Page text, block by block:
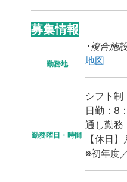
募集情報
勤務地
･複合施
地図
勤務曜日・時間
シフト制
日勤：8
通し勤務
【休日
※初年度